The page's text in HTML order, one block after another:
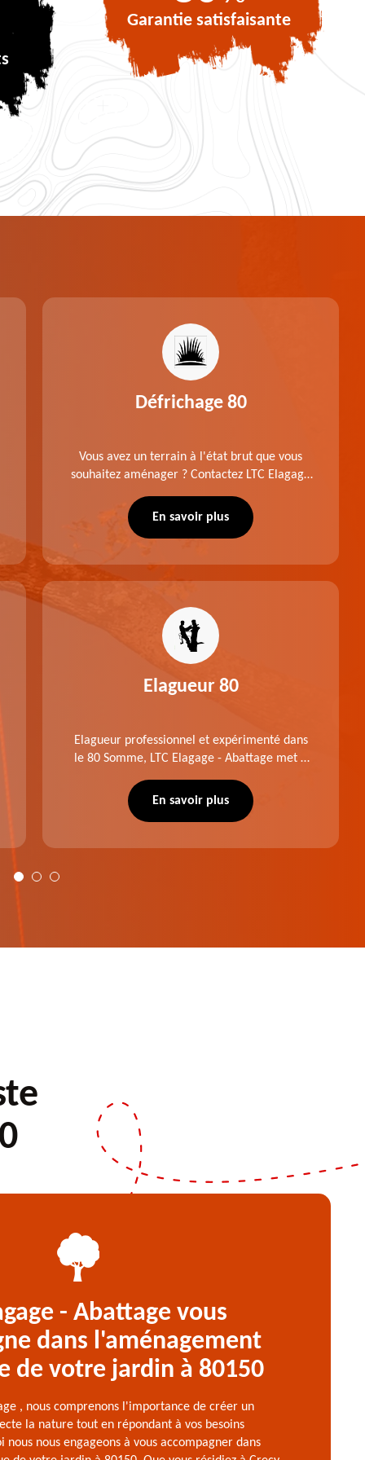
Garantie satisfaisante
Défrichage 80
Vous avez un terrain à l'état brut que vous
souhaitez aménager ? Contactez LTC Elagage
80 Somme. Travail suivant les règles de l'art.
En savoir plus
Elagueur 80
Elagueur professionnel et expérimenté dans
le 80 Somme, LTC Elagage - Abattage met à
notre intervention, votre espace vert sera
En savoir plus
- Abattage vous
dans l'aménagement
de votre jardin à 80150
, nous comprenons l'importance de créer un
la nature tout en répondant à vos besoins
nous nous engageons à vous accompagner dans